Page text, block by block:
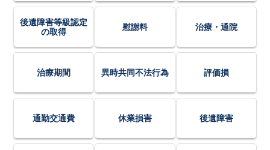
後遺障害等級認定
の取得
慰謝料 治療・通院
治療期間 異時共同不法行為 評価損
通勤交通費 休業損害 後遺障害